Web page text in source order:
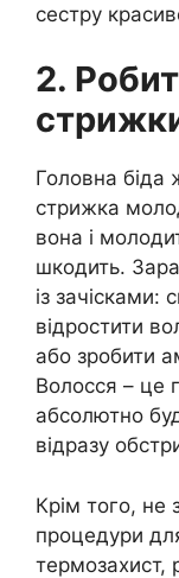
сестру
2.
Головна біда
стрижка
вона і
шкодить.
із зачісками:
відростити
або зробити
Волосся – це
абсолютно
відразу
Крім того, не
процедури
термозахист,